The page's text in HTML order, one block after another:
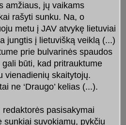
amžiaus, jų vaikams
rašyti sunku. Na, o
metu į JAV atvykę lietuviai
jungtis į lietuvišką veiklą (...)
prie bulvarinės spaudos
gali būti, kad pritrauktume
vienadienių skaitytojų.
ne ‘Draugo’ kelias (...).
redaktorės pasisakymai
sunkiai suvokiamų, pykčiu